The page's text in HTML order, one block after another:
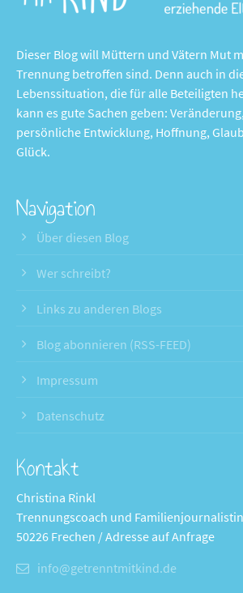
Dieser Blog will Müttern und Vätern Mut
Trennung betroffen sind. Denn auch in
Lebenssituation, die für alle Beteiligten
kann es gute Sachen geben:
persönliche Entwicklung, Hoffnung,
Glück.
Navigation
Über diesen Blog
Wer schreibt?
Links zu anderen Blogs
Blog abonnieren (RSS-FEED)
Impressum
Datenschutz
Kontakt
Christina Rinkl
Trennungscoach und Familienjournalistin
50226 Frechen / Adresse auf Anfrage
info@getrenntmitkind.de